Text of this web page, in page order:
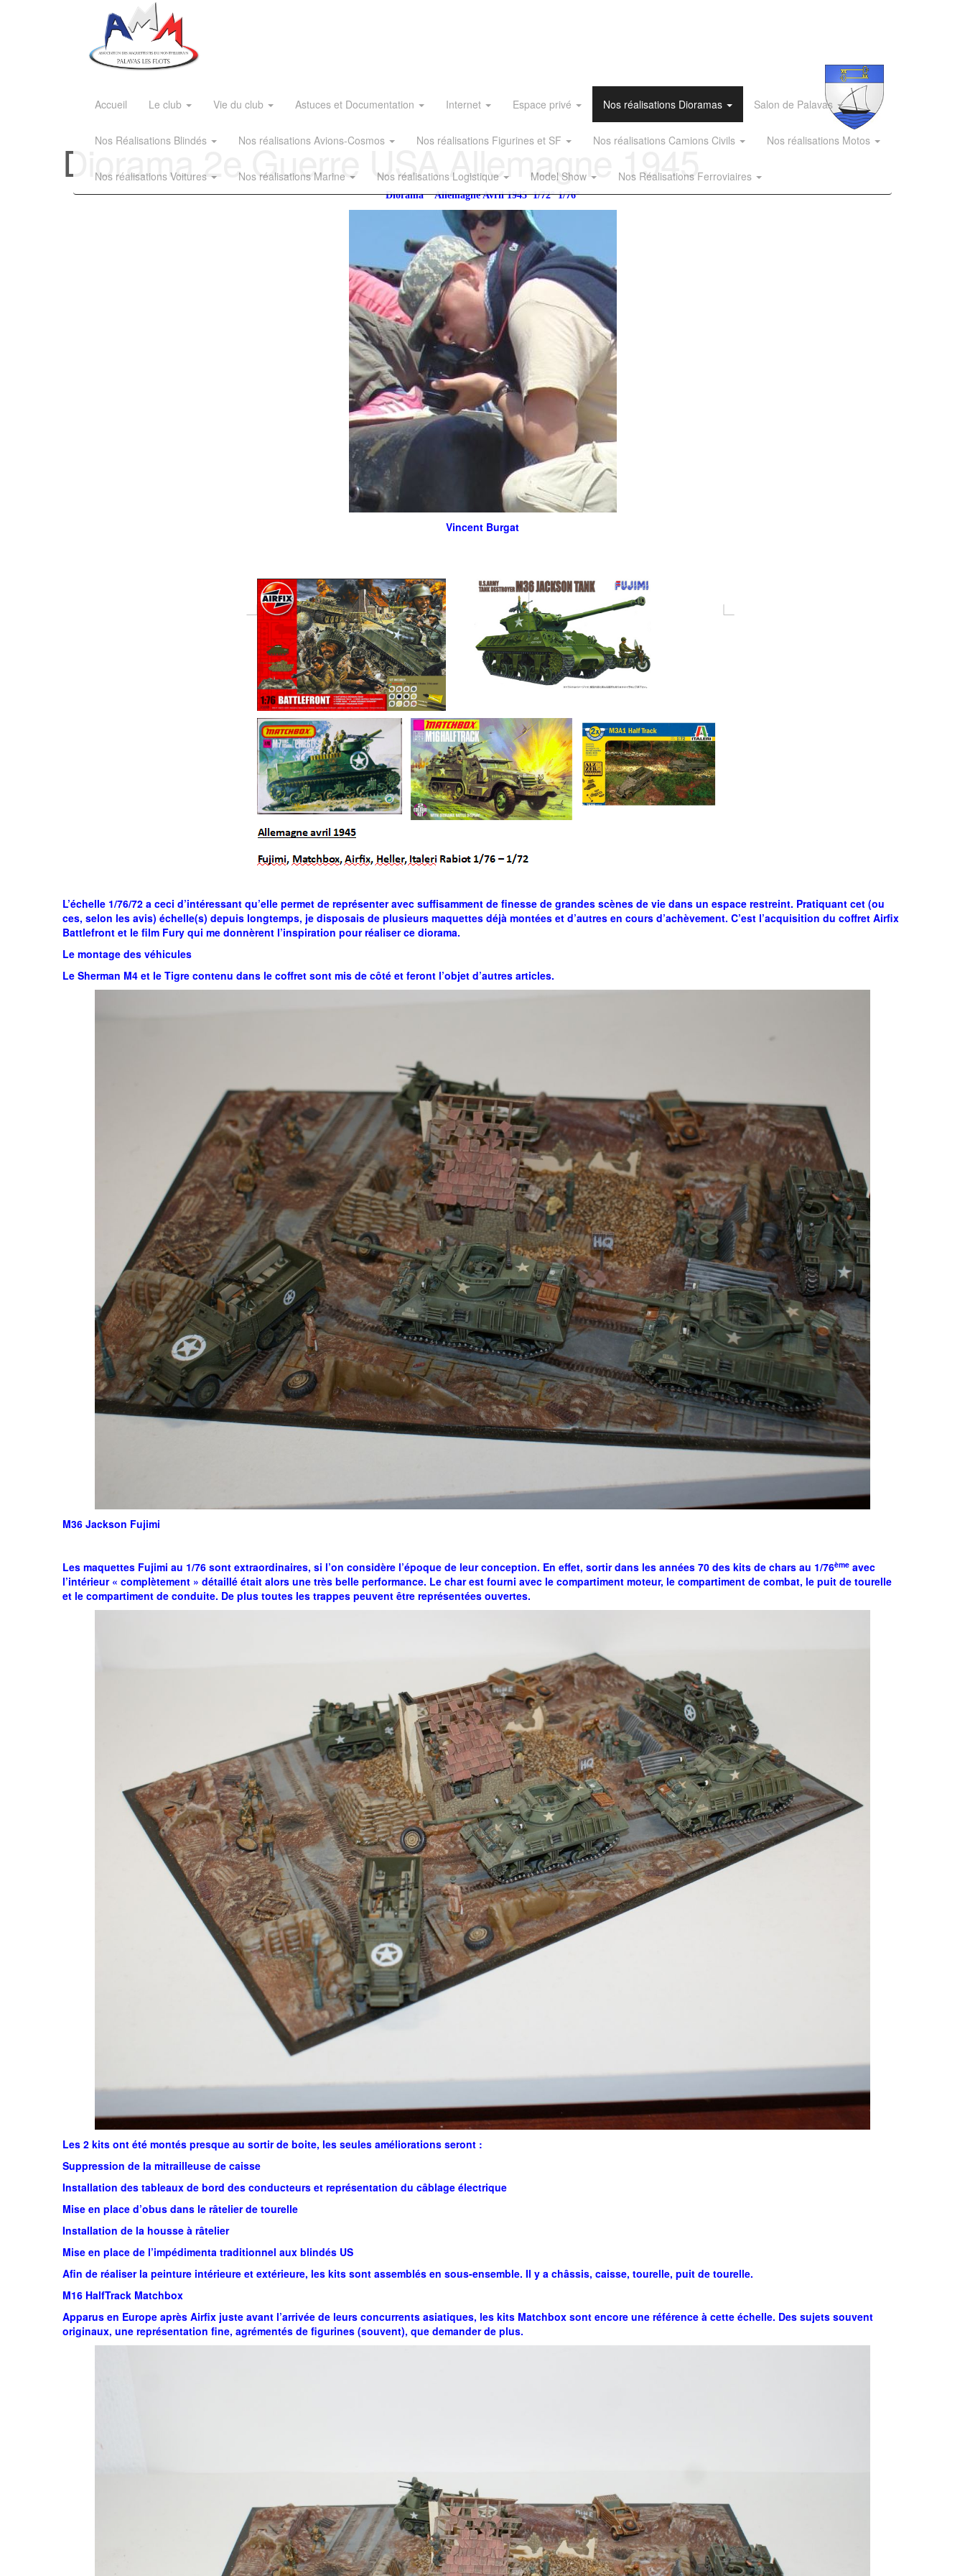
Accueil Le club Vie du club Astuces et Documentation Internet Espace privé Nos réalisations Dioramas Salon de Palavas
Nos Réalisations Blindés Nos réalisations Avions-Cosmos Nos réalisations Figurines et SF Nos réalisations Camions Civils Nos réalisations Motos
Nos réalisations Voitures Nos réalisations Marine Nos réalisations Logistique Model Show Nos Réalisations Ferroviaires
Diorama 2e Guerre USA Allemagne 1945
Diorama Allemagne Avril 1945 1/72° 1/76°
Vincent Burgat
L’échelle 1/76/72 a ceci d’intéressant qu’elle permet de représenter avec suffisamment de finesse de grandes scènes de vie dans un espace restreint. Pratiquant cet (ou
ces, selon les avis) échelle(s) depuis longtemps, je disposais de plusieurs maquettes déjà montées et d’autres en cours d’achèvement. C’est l’acquisition du coffret Airfix
Battlefront et le film Fury qui me donnèrent l’inspiration pour réaliser ce diorama.
Le montage des véhicules
Le Sherman M4 et le Tigre contenu dans le coffret sont mis de côté et feront l’objet d’autres articles.
M36 Jackson Fujimi
Les maquettes Fujimi au 1/76 sont extraordinaires, si l’on considère l’époque de leur conception. En effet, sortir dans les années 70 des kits de chars au 1/76ème avec
l’intérieur « complètement » détaillé était alors une très belle performance. Le char est fourni avec le compartiment moteur, le compartiment de combat, le puit de tourelle
et le compartiment de conduite. De plus toutes les trappes peuvent être représentées ouvertes.
Les 2 kits ont été montés presque au sortir de boite, les seules améliorations seront :
Suppression de la mitrailleuse de caisse
Installation des tableaux de bord des conducteurs et représentation du câblage électrique
Mise en place d’obus dans le râtelier de tourelle
Installation de la housse à râtelier
Mise en place de l’impédimenta traditionnel aux blindés US
Afin de réaliser la peinture intérieure et extérieure, les kits sont assemblés en sous-ensemble. Il y a châssis, caisse, tourelle, puit de tourelle.
M16 HalfTrack Matchbox
Apparus en Europe après Airfix juste avant l’arrivée de leurs concurrents asiatiques, les kits Matchbox sont encore une référence à cette échelle. Des sujets souvent
originaux, une représentation fine, agrémentés de figurines (souvent), que demander de plus.